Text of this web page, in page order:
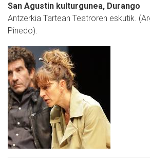
San Agustin kulturgunea, Durango
Antzerkia Tartean Teatroren eskutik.
Pinedo).